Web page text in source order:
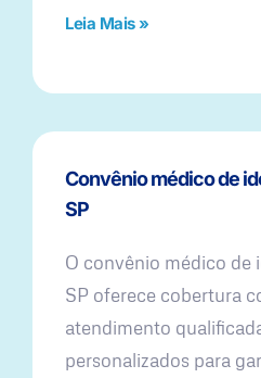
Leia Mais »
Convênio médico de
SP
O convênio médico de
SP oferece cobertura
atendimento
personalizados para